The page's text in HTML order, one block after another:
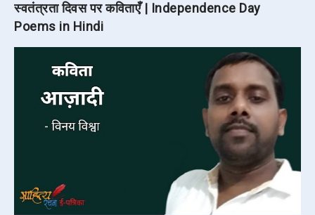
स्वतंत्रता दिवस पर कविताएँ | Independence Day
Poems in Hindi